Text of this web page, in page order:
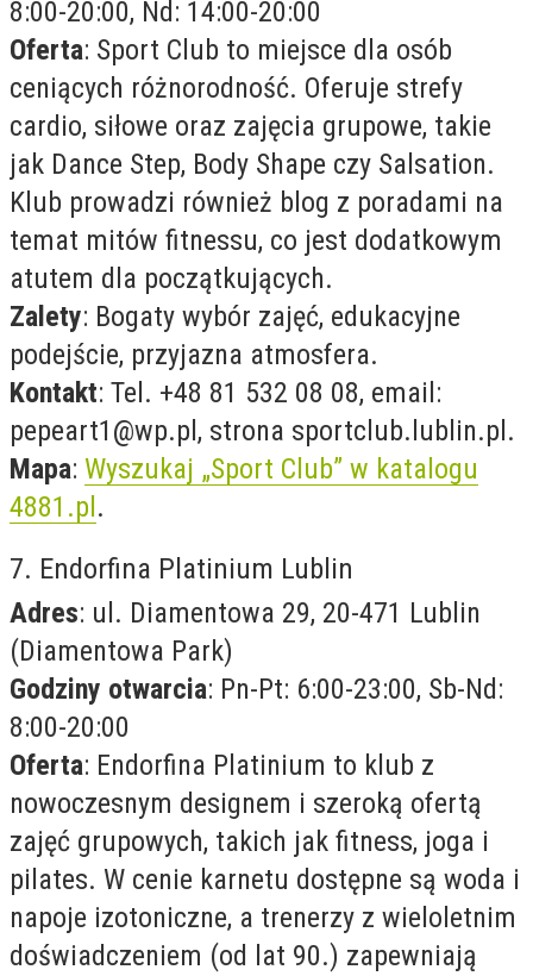
8:00-20:00, Nd: 14:00-20:00
Oferta: Sport Club to miejsce dla osób
ceniących różnorodność. Oferuje strefy
cardio, siłowe oraz zajęcia grupowe, takie
jak Dance Step, Body Shape czy Salsation.
Klub prowadzi również blog z poradami na
temat mitów fitnessu, co jest dodatkowym
atutem dla początkujących.
Zalety: Bogaty wybór zajęć, edukacyjne
podejście, przyjazna atmosfera.
Kontakt: Tel. +48 81 532 08 08, email:
pepeart1@wp.pl, strona sportclub.lublin.pl.
Mapa: Wyszukaj „Sport Club” w katalogu
4881.pl.
7. Endorfina Platinium Lublin
Adres: ul. Diamentowa 29, 20-471 Lublin
(Diamentowa Park)
Godziny otwarcia: Pn-Pt: 6:00-23:00, Sb-Nd:
8:00-20:00
Oferta: Endorfina Platinium to klub z
nowoczesnym designem i szeroką ofertą
zajęć grupowych, takich jak fitness, joga i
pilates. W cenie karnetu dostępne są woda i
napoje izotoniczne, a trenerzy z wieloletnim
doświadczeniem (od lat 90.) zapewniają